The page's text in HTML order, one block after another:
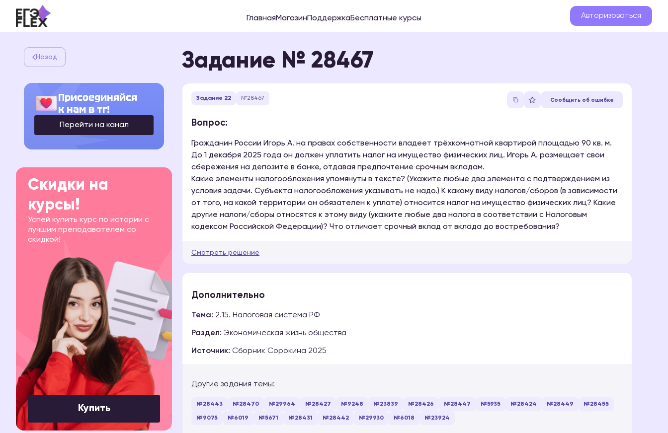
ГлавнаяМагазинПоддержкаБесплатные курсы Авторизоваться
Назад Задание № 28467
Присоединяйся
к нам в тг!
Перейти на канал
Задание 22 №28467 Сообщить об ошибке
Вопрос:
Гражданин России Игорь А. на правах собственности владеет трёхкомнатной квартирой площадью 90 кв. м.
До 1 декабря 2025 года он должен уплатить налог на имущество физических лиц. Игорь А. размещает свои
сбережения на депозите в банке, отдавая предпочтение срочным вкладам.
Какие элементы налогообложения упомянуты в тексте? (Укажите любые два элемента с подтверждением из
условия задачи. Субъекта налогообложения указывать не надо.) К какому виду налогов/сборов (в зависимости
от того, на какой территории он обязателен к уплате) относится налог на имущество физических лиц? Какие
другие налоги/сборы относятся к этому виду (укажите любые два налога в соответствии с Налоговым
кодексом Российской Федерации)? Что отличает срочный вклад от вклада до востребования?
Смотреть решение
Дополнительно
Тема: 2.15. Налоговая система РФ
Раздел: Экономическая жизнь общества
Источник: Сборник Сорокина 2025
Другие задания темы:
№28443 №28470 №29964 №28427 №9248 №23839 №28426 №28447 №5935 №28424 №28449 №28455
№9075 №6019 №5671 №28431 №28442 №29930 №6018 №23924
Скидки на
курсы!
Успей купить курс по истории с
лучшим преподавателем со
скидкой!
Купить